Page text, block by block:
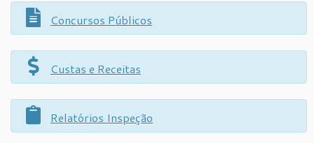
Concursos Públicos
Custas e Receitas
Relatórios Inspeção